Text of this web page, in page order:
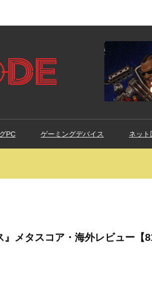
PC ゲーミングデバイス ネット
』メタスコア・海外レビュー【